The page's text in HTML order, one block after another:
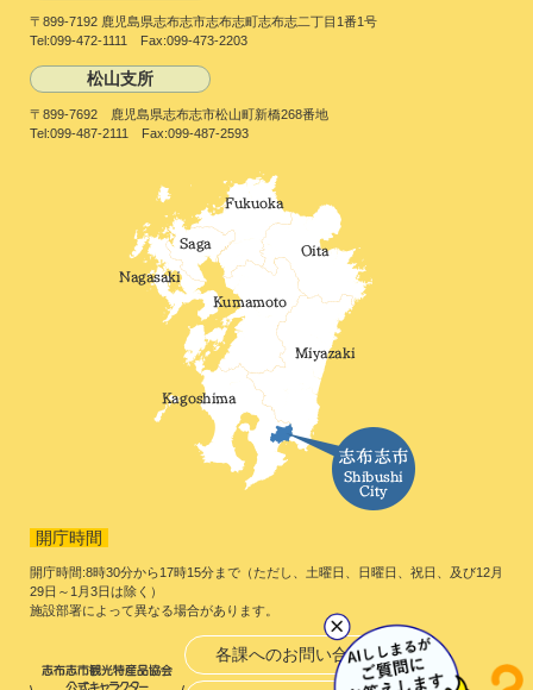
〒899-7192 鹿児島県志布志市志布志町志布志二丁目1番1号
Tel:099-472-1111 Fax:099-473-2203
松山支所
〒899-7692 鹿児島県志布志市松山町新橋268番地
Tel:099-487-2111 Fax:099-487-2593
開庁時間
開庁時間:8時30分から17時15分まで（ただし、土曜日、日曜日、祝日、及び12月
29日～1月3日は除く）
施設部署によって異なる場合があります。
各課へのお問い合わせ